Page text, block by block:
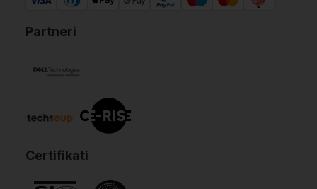
Partneri
Certifikati